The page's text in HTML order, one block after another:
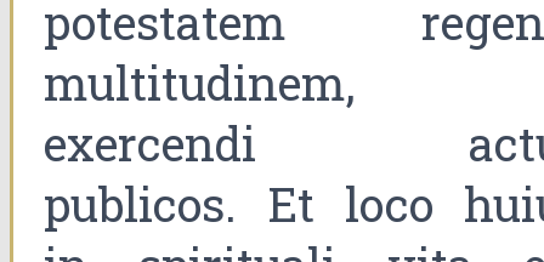
potestatem
multitudinem,
exercendi
publicos. Et loco